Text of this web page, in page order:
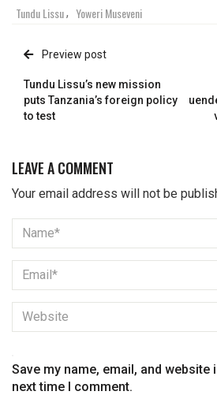
Tundu Lissu, Yoweri Museveni
Preview post
Tundu Lissu’s new mission
puts Tanzania’s foreign policy
to test
LEAVE A COMMENT
Your email address will not be
Save my name, email, and
next time I comment.